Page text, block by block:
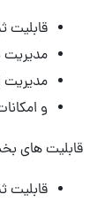
قابلیت
مدیریت
و
قابلیت های
قابلیت